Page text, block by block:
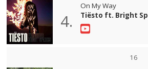
4.
On My Way
Tiësto ft. Bright
16